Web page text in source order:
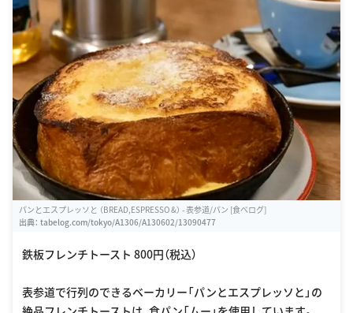
パンとエスプレッソと （BREAD,ESPRESSO &） - 表参道/パン [食べログ]
出典： tabelog.com/tokyo/A1306/A130602/13090477
鉄板フレンチトースト 800円（税込）
表参道で行列のできるベーカリー「パンとエスプレッソと」の